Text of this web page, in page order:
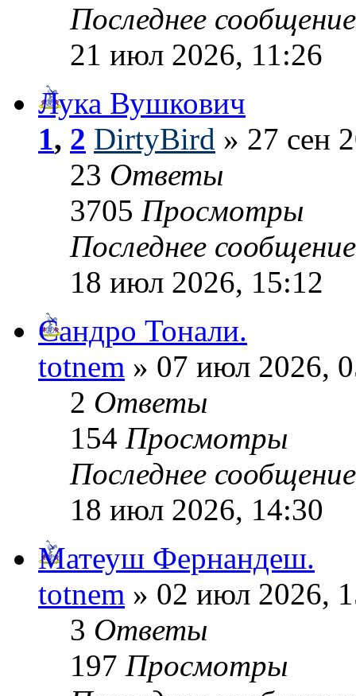
Последнее
21 июл 2026, 11:26
Лука Вушкович
1, 2 DirtyBird » 27 сен
23 Ответы
3705 Просмотры
Последнее
18 июл 2026, 15:12
Сандро Тонали.
totnem » 07 июл 2026,
2 Ответы
154 Просмотры
Последнее
18 июл 2026, 14:30
Матеуш Фернандеш.
totnem » 02 июл 2026,
3 Ответы
197 Просмотры